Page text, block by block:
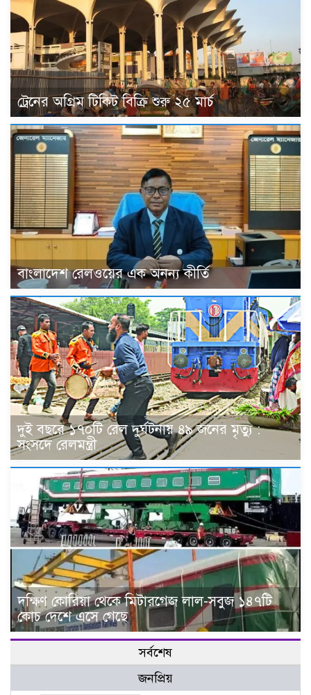
ট্রেনের অগ্রিম টিকিট বিক্রি শুরু ২৫ মার্চ
বাংলাদেশ রেলওয়ের এক অনন্য কীর্তি
দুই বছরে ১৭০টি রেল দুর্ঘটনায় ৪৯ জনের মৃত্যু :
সংসদে রেলমন্ত্রী
দক্ষিণ কোরিয়া থেকে মিটারগেজ লাল-সবুজ ১৪৭টি
কোচ দেশে এসে গেছে
সর্বশেষ
জনপ্রিয়